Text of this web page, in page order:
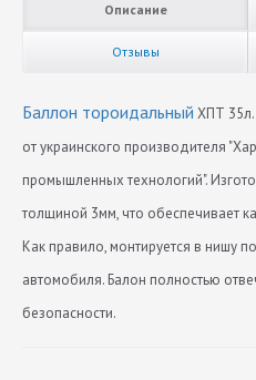
Описание
Отзывы
Баллон тороидальный ХПТ
от украинского производителя
промышленных технологий".
толщиной 3мм, что обеспечивает
Как правило, монтируется в нишу
автомобиля. Балон полностью
безопасности.